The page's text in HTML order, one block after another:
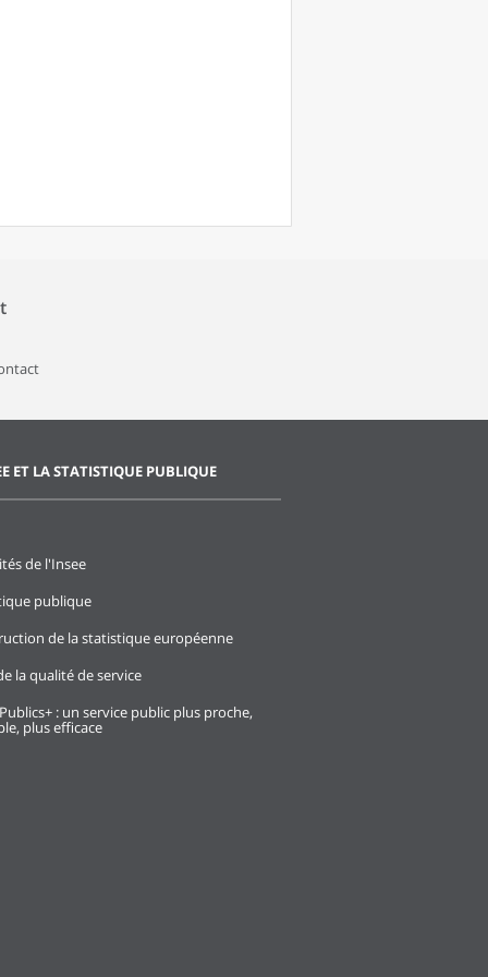
ET LA STATISTIQUE PUBLIQUE
de l'Insee
publique
de la statistique européenne
la qualité de service
: un service public plus proche,
plus efficace